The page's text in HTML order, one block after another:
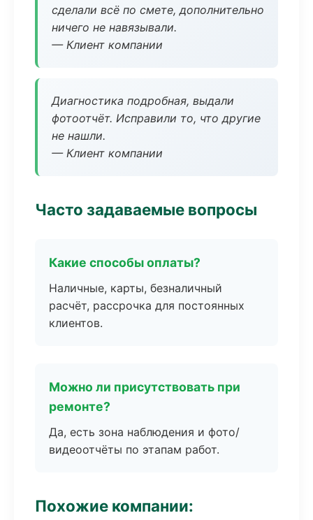
сделали всё по смете, дополнительно
ничего не навязывали.
— Клиент компании
Диагностика подробная, выдали
фотоотчёт. Исправили то, что другие
не нашли.
— Клиент компании
Часто задаваемые вопросы
Какие способы оплаты?
Наличные, карты, безналичный
расчёт, рассрочка для постоянных
клиентов.
Можно ли присутствовать при
ремонте?
Да, есть зона наблюдения и фото/
видеоотчёты по этапам работ.
Похожие компании: